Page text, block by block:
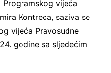
vijeća
Kontreca, saziva se
vijeća Pravosudne
godine sa sljedećim